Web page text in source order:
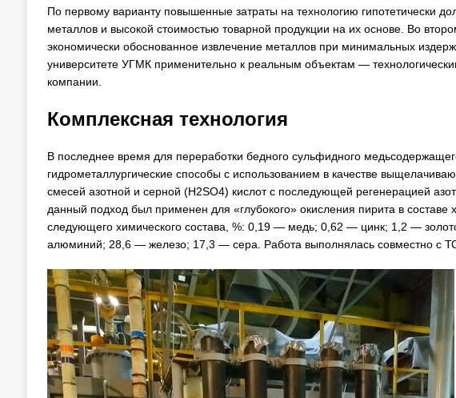
По первому варианту повышенные затраты на технологию гипотетически
металлов и высокой стоимостью товарной продукции на их основе. Во
экономически обоснованное извлечение металлов при минимальных
университете УГМК применительно к реальным объектам —
компании.
Комплексная технология
В последнее время для переработки бедного сульфидного
гидрометаллургические способы с использованием в качестве
смесей азотной и серной (H2SO4) кислот с последующей регенерацией
данный подход был применен для «глубокого» окисления пирита в
следующего химического состава, %: 0,19 — медь; 0,62 — цинк; 1,2 —
алюминий; 28,6 — железо; 17,3 — сера. Работа выполнялась совместно с